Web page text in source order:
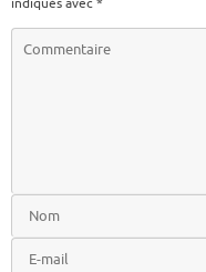
indiqués avec*